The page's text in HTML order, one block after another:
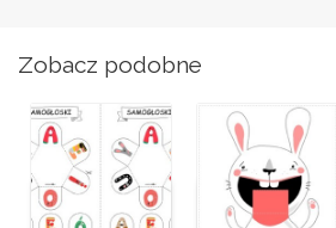
Zobacz podobne